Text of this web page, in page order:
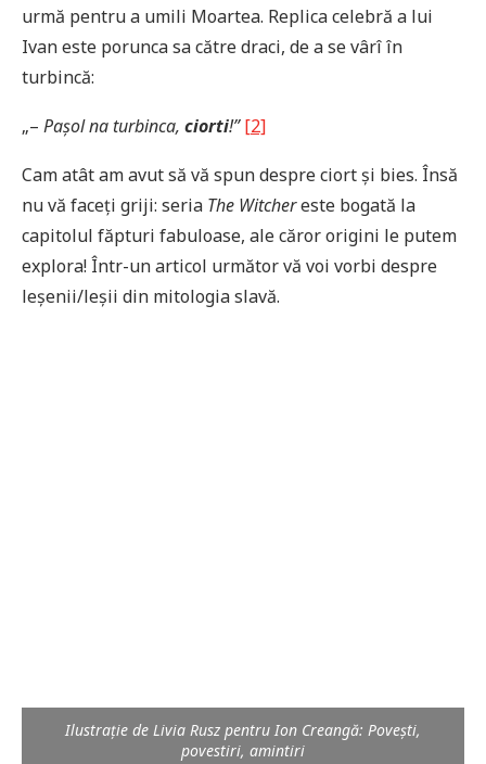
urmă pentru a umili Moartea. Replica celebră a lui
Ivan este porunca sa către draci, de a se vârî în
turbincă:
„– Pașol na turbinca, ciorti!”[2]
Cam atât am avut să vă spun despre ciort și bies. Însă
nu vă faceți griji: seria The Witchereste bogată la
capitolul făpturi fabuloase, ale căror origini le putem
explora! Într-un articol următor vă voi vorbi despre
leșenii/leșii din mitologia slavă.
Ilustrație de Livia Rusz pentru Ion Creangă: Poveşti,
povestiri, amintiri